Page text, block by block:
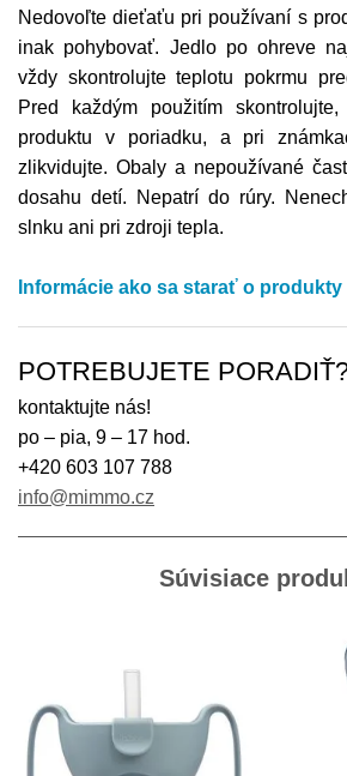
Nedovoľte dieťaťu pri používaní s
inak pohybovať. Jedlo po ohreve
vždy skontrolujte teplotu pokrmu
Pred každým použitím
produktu v poriadku, a pri
zlikvidujte. Obaly a nepoužívané
dosahu detí. Nepatrí do rúry.
slnku ani pri zdroji tepla.
Informácie ako sa starať o
POTREBUJETE
kontaktujte nás!
po – pia, 9 – 17 hod.
+420 603 107 788
info@mimmo.cz
Súvisiace